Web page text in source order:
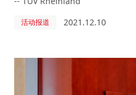
活动报道 2021.12.10